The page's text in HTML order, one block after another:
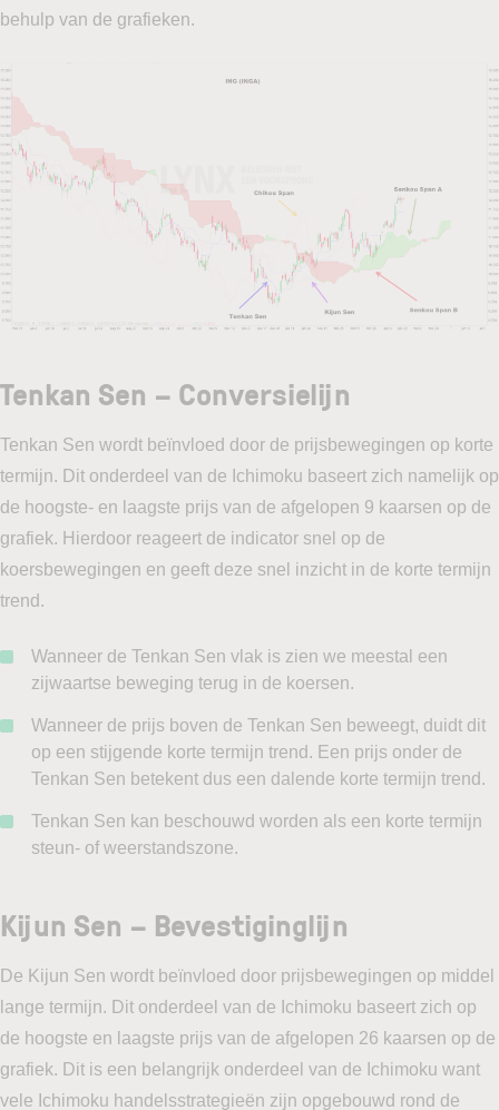
behulp van de grafieken.
Tenkan Sen – Conversielijn
Tenkan Sen wordt beïnvloed door de prijsbewegingen op korte
termijn. Dit onderdeel van de Ichimoku baseert zich namelijk op
de hoogste- en laagste prijs van de afgelopen 9 kaarsen op de
grafiek. Hierdoor reageert de indicator snel op de
koersbewegingen en geeft deze snel inzicht in de korte termijn
trend.
Wanneer de Tenkan Sen vlak is zien we meestal een
zijwaartse beweging terug in de koersen.
Wanneer de prijs boven de Tenkan Sen beweegt, duidt dit
op een stijgende korte termijn trend. Een prijs onder de
Tenkan Sen betekent dus een dalende korte termijn trend.
Tenkan Sen kan beschouwd worden als een korte termijn
steun- of weerstandszone.
Kijun Sen – Bevestiginglijn
De Kijun Sen wordt beïnvloed door prijsbewegingen op middel
lange termijn. Dit onderdeel van de Ichimoku baseert zich op
de hoogste en laagste prijs van de afgelopen 26 kaarsen op de
grafiek. Dit is een belangrijk onderdeel van de Ichimoku want
vele Ichimoku handelsstrategieën zijn opgebouwd rond de